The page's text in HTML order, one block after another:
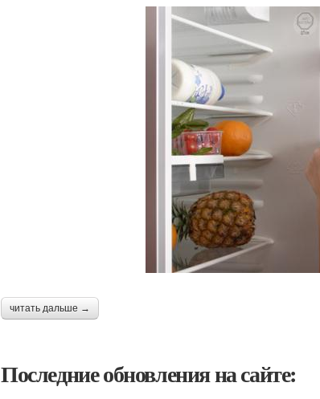
читать дальше →
Последние обновления на сайте: